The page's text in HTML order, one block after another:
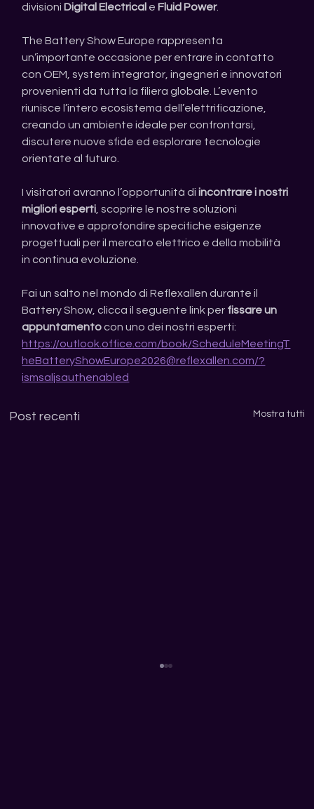
divisioni Digital Electrical e Fluid Power.
The Battery Show Europe rappresenta
un’importante occasione per entrare in contatto
con OEM, system integrator, ingegneri e innovatori
provenienti da tutta la filiera globale. L’evento
riunisce l’intero ecosistema dell’elettrificazione,
creando un ambiente ideale per confrontarsi,
discutere nuove sfide ed esplorare tecnologie
orientate al futuro.
I visitatori avranno l’opportunità di incontrare i nostri
migliori esperti , scoprire le nostre soluzioni
innovative e approfondire specifiche esigenze
progettuali per il mercato elettrico e della mobilità
in continua evoluzione.
Fai un salto nel mondo di Reflexallen durante il
Battery Show, clicca il seguente link per fissare un
appuntamento con uno dei nostri esperti:
https://outlook.office.com/book/ScheduleMeetingT
heBatteryShowEurope2026@reflexallen.com/?
ismsaljsauthenabled
Post recenti Mostra tutti